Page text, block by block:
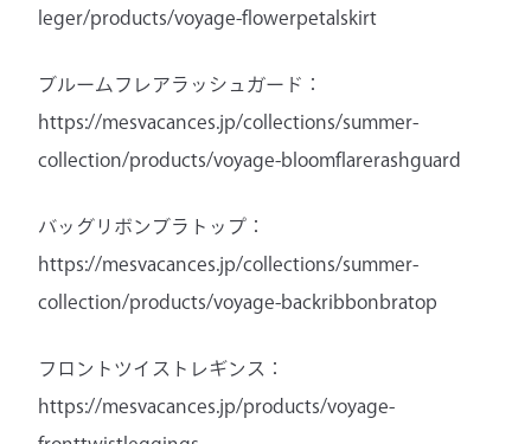
leger/products/voyage-flowerpetalskirt
ブルームフレアラッシュガード：
https://mesvacances.jp/collections/summer-
collection/products/voyage-bloomflarerashguard
バッグリボンブラトップ：
https://mesvacances.jp/collections/summer-
collection/products/voyage-backribbonbratop
フロントツイストレギンス：
https://mesvacances.jp/products/voyage-